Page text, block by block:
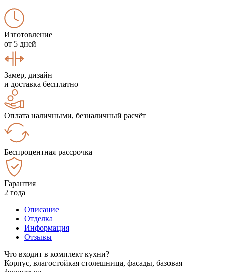
Изготовление
от 5 дней
Замер, дизайн
и доставка бесплатно
Оплата наличными, безналичный расчёт
Беспроцентная рассрочка
Гарантия
2 года
Описание
Отделка
Информация
Отзывы
Что входит в комплект кухни?
Корпус, влагостойкая столешница, фасады, базовая